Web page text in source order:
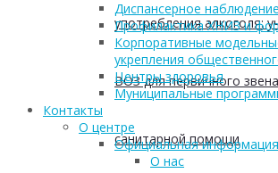
употребления алкоголя:
ВОЗ для первичного
санитарной помощи
Диспансерное наблюдение
Профилактика ХНИЗ и
Корпоративные
укрепления
Центры здоровья
Муниципальные
Контакты
О центре
Официальная информация
О нас